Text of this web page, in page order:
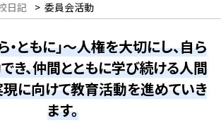
日記 > 委員会活動
・ともに」～人権を大切にし、自ら
き、仲間とともに学び続ける人間
に向けて教育活動を進めていき
ます。